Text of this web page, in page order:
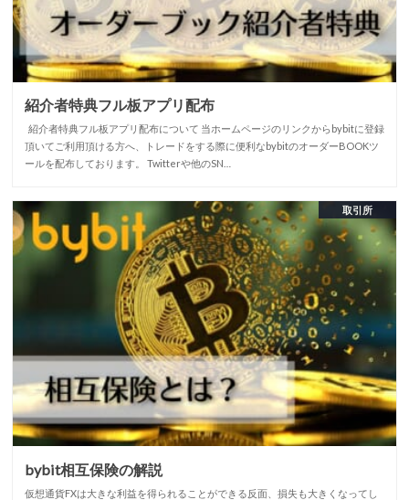
紹介者特典フル板アプリ配布
紹介者特典フル板アプリ配布について 当ホームページのリンクからbybitに登録
頂いてご利用頂ける方へ、トレードをする際に便利なbybitのオーダーBOOKツ
ールを配布しております。 Twitterや他のSN…
取引所
bybit相互保険の解説
仮想通貨FXは大きな利益を得られることができる反面、損失も大きくなってし